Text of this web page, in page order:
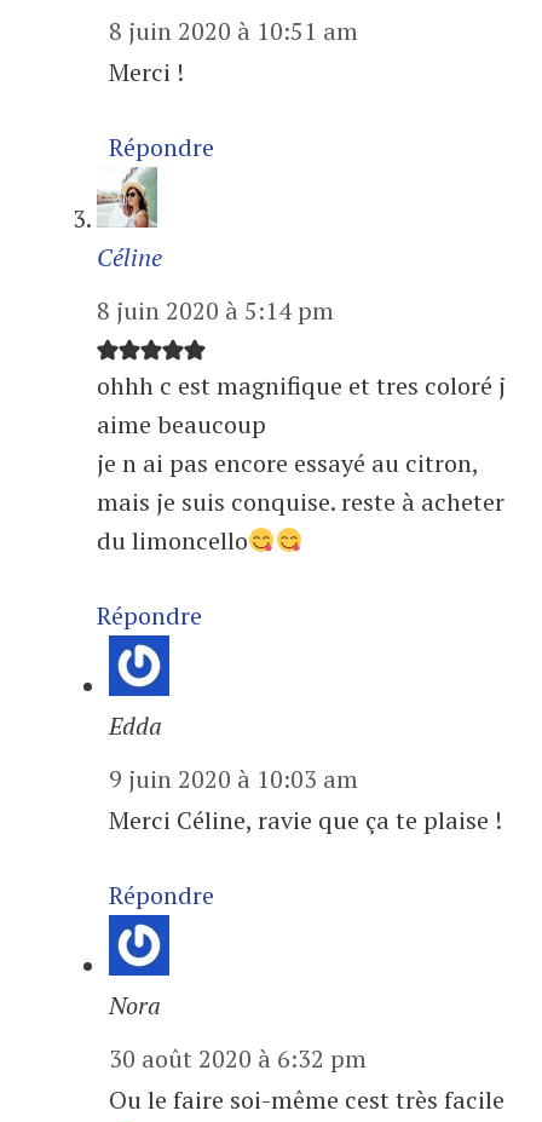
8 juin 2020 à 10:51 am
Merci !
Répondre
Céline
8 juin 2020 à 5:14 pm
ohhh c est magnifique et tres coloré j
aime beaucoup
je n ai pas encore essayé au citron,
mais je suis conquise. reste à acheter
du limoncello
Répondre
Edda
9 juin 2020 à 10:03 am
Merci Céline, ravie que ça te plaise !
Répondre
Nora
30 août 2020 à 6:32 pm
Ou le faire soi-même cest très facile